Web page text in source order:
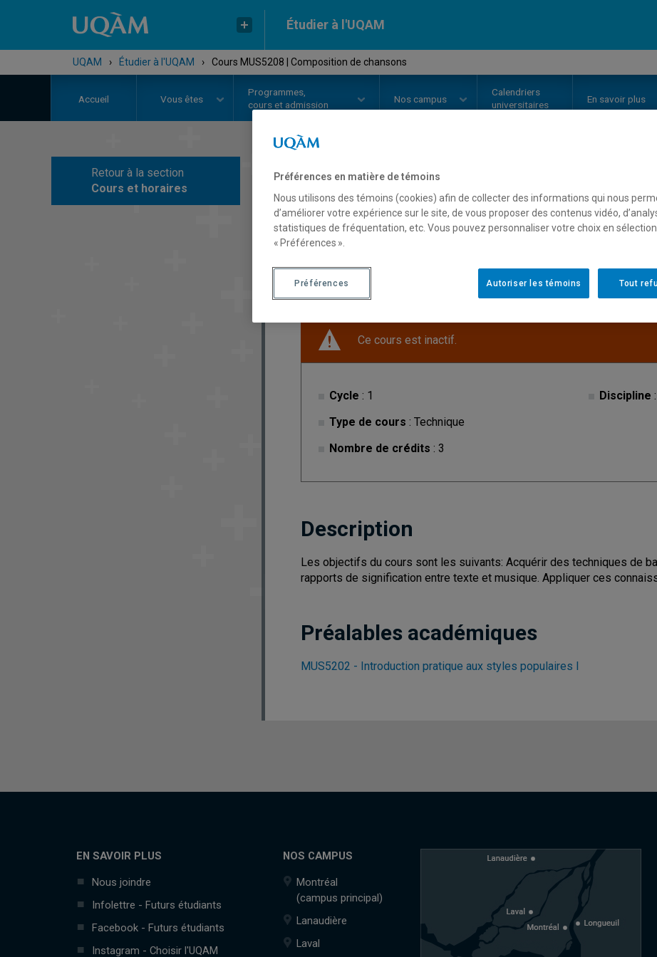
Étudier à l'UQAM
UQAM › Étudier à l'UQAM › Cours MUS5208 | Composition de chansons
Accueil Vous êtes
Programmes,
cours et admission
Nos campus
Calendriers
universitaires
En savoir plus
Retour à la section
Cours et horaires
COURS// MUS5208 Composition
Description Horaire -
Ce cours est inactif.
Cycle : 1
Type de cours : Technique
Nombre de crédits : 3
Discipline
Description
Les objectifs du cours sont les suivants: Acquérir des techniques de
rapports de signification entre texte et musique. Appliquer ces
Préalables académiques
MUS5202 - Introduction pratique aux styles populaires I
EN SAVOIR PLUS
Nous joindre
Infolettre - Futurs étudiants
Facebook - Futurs étudiants
Instagram - Choisir l'UQAM
NOS CAMPUS
Montréal
(campus principal)
Lanaudière
Laval
Préférences en matière de témoins
Nous utilisons des témoins (cookies) afin de collecter des informations qui nous
d’améliorer votre expérience sur le site, de vous proposer des contenus vidéo,
statistiques de fréquentation, etc. Vous pouvez personnaliser votre choix en
« Préférences ».
Tout
Autoriser les témoins
Préférences